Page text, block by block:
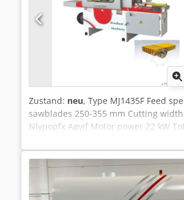
Zustand: neu, Type MJ1435F Feed
sawblades 250-355 mm Cutting
Nlvpopfx Agvjf Motor power 22 kW